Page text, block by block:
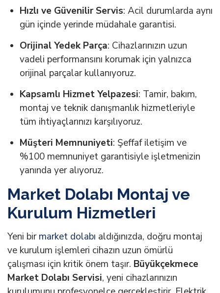
Hızlı ve Güvenilir Servis: Acil durumlarda aynı
gün içinde yerinde müdahale garantisi.
Orijinal Yedek Parça: Cihazlarınızın uzun
vadeli performansını korumak için yalnızca
orijinal parçalar kullanıyoruz.
Kapsamlı Hizmet Yelpazesi: Tamir, bakım,
montaj ve teknik danışmanlık hizmetleriyle
tüm ihtiyaçlarınızı karşılıyoruz.
Müşteri Memnuniyeti: Şeffaf iletişim ve
%100 memnuniyet garantisiyle işletmenizin
yanında yer alıyoruz.
Market Dolabı Montaj ve
Kurulum Hizmetleri
Yeni birmarket dolabı aldığınızda, doğru montaj
ve kurulum işlemleri cihazın uzun ömürlü
çalışması için kritik önem taşır. Büyükçekmece
Market Dolabı Servisi, yeni cihazlarınızın